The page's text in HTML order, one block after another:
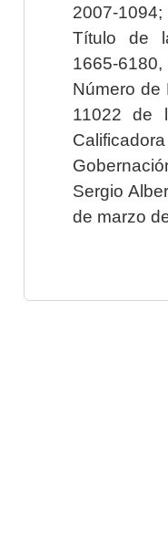
2007-
Título de
1665-
Número de
11022 de
Sergio
de marzo